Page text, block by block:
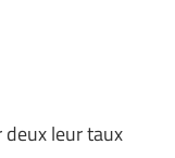
leur taux